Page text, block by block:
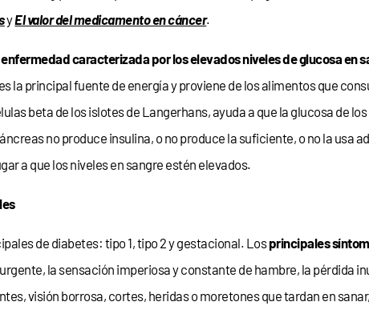
yEl valor del medicamento en cáncer.
enfermedadcaracterizada por los elevados niveles de glucosa en
la principal fuente de energía y proviene de los alimentos que
beta de los islotes de Langerhans, ayuda a que la glucosa de
no produce insulina, o no produce la suficiente, o no la usa
a que los niveles en sangre estén elevados.
de diabetes: tipo 1, tipo 2 y gestacional. Losprincipales
la sensación imperiosa y constante de hambre, la pérdida
visión borrosa, cortes, heridas o moretones que tardan en